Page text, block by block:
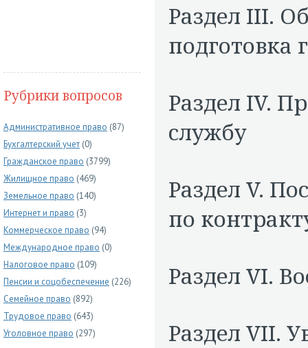
Рубрики вопросов
Административное право (87)
Бухгалтерский учет (0)
Гражданское право (3799)
Жилищное право (469)
Земельное право (140)
Интернет и право (3)
Коммерческое право (94)
Международное право (0)
Налоговое право (109)
Пенсии и соцобеспечение (226)
Семейное право (892)
Трудовое право (643)
Уголовное право (297)
Раздел III.
подготовка
Раздел IV.
службу
Раздел V.
по
Раздел VI.
Раздел VII.